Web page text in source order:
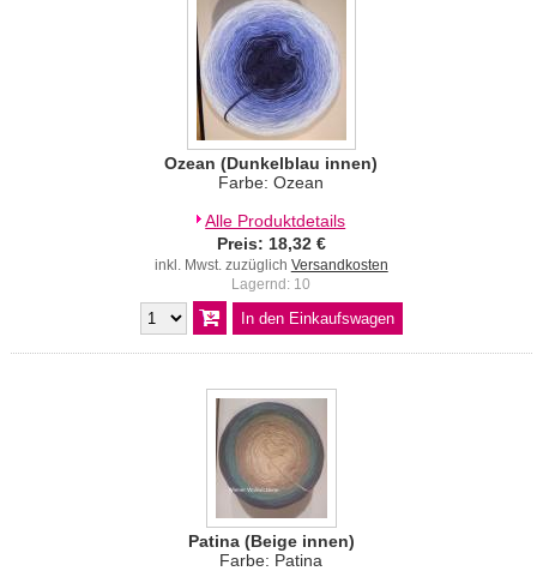
Ozean (Dunkelblau innen)
Farbe: Ozean
Alle Produktdetails
Preis: 18,32 €
inkl. Mwst. zuzüglich Versandkosten
Lagernd: 10
Patina (Beige innen)
Farbe: Patina